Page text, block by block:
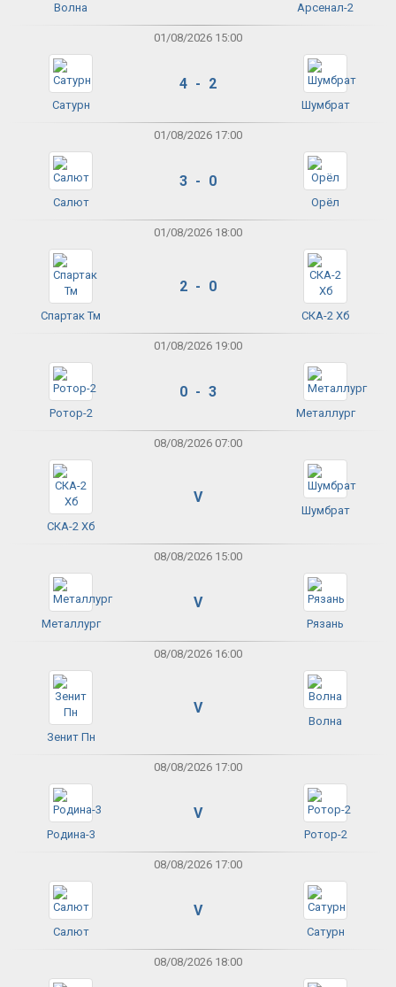
Волна Арсенал-2
01/08/2026 15:00
Сатурн
4 - 2
Шумбрат
01/08/2026 17:00
Салют
3 - 0
Орёл
01/08/2026 18:00
Спартак Тм
2 - 0
СКА-2 Хб
01/08/2026 19:00
Ротор-2
0 - 3
Металлург
08/08/2026 07:00
СКА-2 Хб
V
Шумбрат
08/08/2026 15:00
Металлург
V
Рязань
08/08/2026 16:00
Зенит Пн
V
Волна
08/08/2026 17:00
Родина-3
V
Ротор-2
08/08/2026 17:00
Салют
V
Сатурн
08/08/2026 18:00